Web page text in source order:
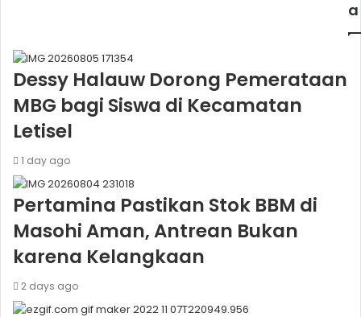
a
Dessy Halauw Dorong Pemerataan
MBG bagi Siswa di Kecamatan
Letisel
1 day ago
Pertamina Pastikan Stok BBM di
Masohi Aman, Antrean Bukan
karena Kelangkaan
2 days ago